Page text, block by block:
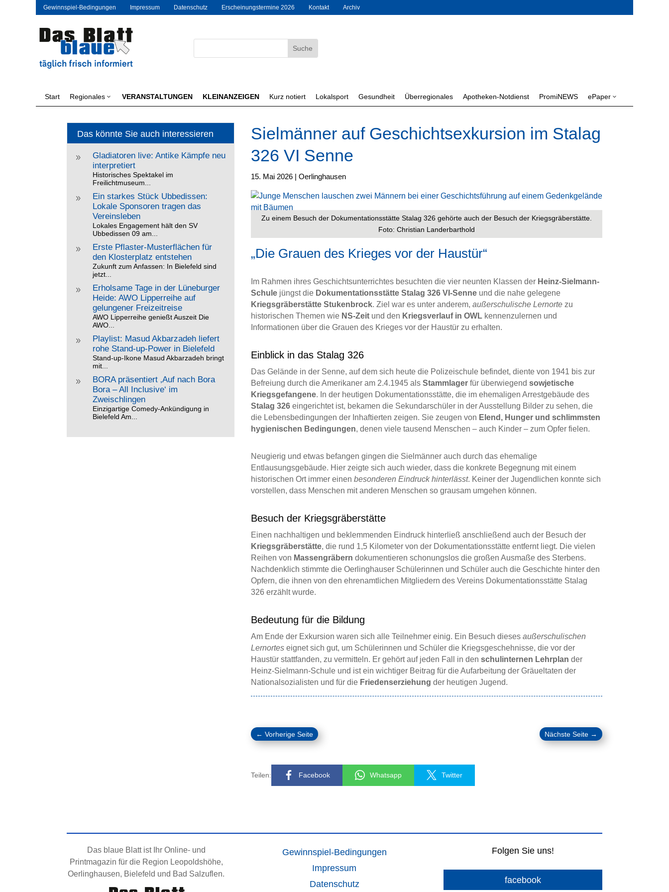
Gewinnspiel-Bedingungen Impressum Datenschutz Erscheinungstermine 2026 Kontakt Archiv
Start Regionales 3 VERANSTALTUNGEN KLEINANZEIGEN Kurz notiert Lokalsport Gesundheit Überregionales Apotheken-Notdienst PromiNEWS ePaper 3
Das könnte Sie auch interessieren
9
Gladiatoren live: Antike Kämpfe neu
interpretiert
Historisches Spektakel im
Freilichtmuseum...
9
Ein starkes Stück Ubbedissen:
Lokale Sponsoren tragen das
Vereinsleben
Lokales Engagement hält den SV
Ubbedissen 09 am...
9
Erste Pflaster-Musterflächen für
den Klosterplatz entstehen
Zukunft zum Anfassen: In Bielefeld sind
jetzt...
9
Erholsame Tage in der Lüneburger
Heide: AWO Lipperreihe auf
gelungener Freizeitreise
AWO Lipperreihe genießt Auszeit Die
AWO...
9
Playlist: Masud Akbarzadeh liefert
rohe Stand-up-Power in Bielefeld
Stand-up-Ikone Masud Akbarzadeh bringt
mit...
9
BORA präsentiert ‚Auf nach Bora
Bora – All Inclusive‘ im
Zweischlingen
Einzigartige Comedy-Ankündigung in
Bielefeld Am...
Sielmänner auf Geschichtsexkursion im Stalag
326 VI Senne
15. Mai 2026| Oerlinghausen
Zu einem Besuch der Dokumentationsstätte Stalag 326 gehörte auch der Besuch der Kriegsgräberstätte.
Foto: Christian Landerbarthold
„Die Grauen des Krieges vor der Haustür“
Im Rahmen ihres Geschichtsunterrichtes besuchten die vier neunten Klassen der Heinz-Sielmann-
Schulejüngst die Dokumentationsstätte Stalag 326 VI-Senneund die nahe gelegene
Kriegsgräberstätte Stukenbrock. Ziel war es unter anderem, außerschulische Lernortezu
historischen Themen wie NS-Zeitund den Kriegsverlauf in OWLkennenzulernen und
Informationen über die Grauen des Krieges vor der Haustür zu erhalten.
Einblick in das Stalag 326
Das Gelände in der Senne, auf dem sich heute die Polizeischule befindet, diente von 1941 bis zur
Befreiung durch die Amerikaner am 2.4.1945 als Stammlagerfür überwiegend sowjetische
Kriegsgefangene. In der heutigen Dokumentationsstätte, die im ehemaligen Arrestgebäude des
Stalag 326eingerichtet ist, bekamen die Sekundarschüler in der Ausstellung Bilder zu sehen, die
die Lebensbedingungen der Inhaftierten zeigen. Sie zeugen von Elend, Hunger und schlimmsten
hygienischen Bedingungen, denen viele tausend Menschen – auch Kinder – zum Opfer fielen.
Neugierig und etwas befangen gingen die Sielmänner auch durch das ehemalige
Entlausungsgebäude. Hier zeigte sich auch wieder, dass die konkrete Begegnung mit einem
historischen Ort immer einen besonderen Eindruck hinterlässt. Keiner der Jugendlichen konnte sich
vorstellen, dass Menschen mit anderen Menschen so grausam umgehen können.
Besuch der Kriegsgräberstätte
Einen nachhaltigen und beklemmenden Eindruck hinterließ anschließend auch der Besuch der
Kriegsgräberstätte, die rund 1,5 Kilometer von der Dokumentationsstätte entfernt liegt. Die vielen
Reihen von Massengräbern dokumentieren schonungslos die großen Ausmaße des Sterbens.
Nachdenklich stimmte die Oerlinghauser Schülerinnen und Schüler auch die Geschichte hinter den
Opfern, die ihnen von den ehrenamtlichen Mitgliedern des Vereins Dokumentationsstätte Stalag
326 erzählt wurde.
Bedeutung für die Bildung
Am Ende der Exkursion waren sich alle Teilnehmer einig. Ein Besuch dieses außerschulischen
Lernorteseignet sich gut, um Schülerinnen und Schüler die Kriegsgeschehnisse, die vor der
Haustür stattfanden, zu vermitteln. Er gehört auf jeden Fall in den schulinternen Lehrplan der
Heinz-Sielmann-Schule und ist ein wichtiger Beitrag für die Aufarbeitung der Gräueltaten der
Nationalsozialisten und für die Friedenserziehung der heutigen Jugend.
← Vorherige Seite Nächste Seite→
Teilen: Facebook Whatsapp Twitter
Das blaue Blatt ist Ihr Online- und
Printmagazin für die Region Leopoldshöhe,
Oerlinghausen, Bielefeld und Bad Salzuflen.
Gewinnspiel-Bedingungen
Impressum
Datenschutz
Folgen Sie uns!
facebook